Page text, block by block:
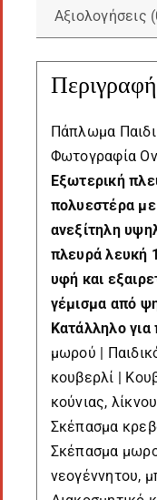
Αξιολογήσεις
Περιγραφή
Πάπλωμα
Φωτογραφία
Εξωτερική
πολυεστέρα
ανεξίτηλη
πλευρά λευκή
υφή και
γέμισμα από
Κατάλληλο για
μωρού |
κουβερλί |
κούνιας,
Σκέπασμα
Σκέπασμα
νεογέννητου,